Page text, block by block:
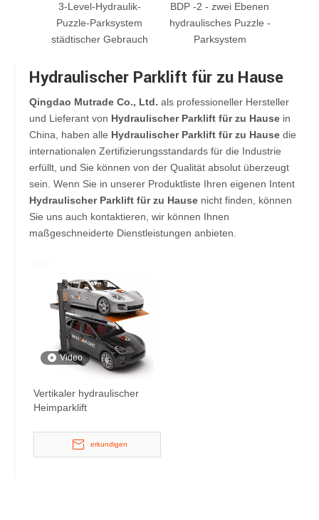
3-Level-Hydraulik-
Puzzle-Parksystem
städtischer Gebrauch
BDP -2 - zwei Ebenen
hydraulisches Puzzle -
Parksystem
Hydraulischer Parklift für zu Hause
Qingdao Mutrade Co., Ltd. als professioneller Hersteller
und Lieferant von Hydraulischer Parklift für zu Hause in
China, haben alle Hydraulischer Parklift für zu Hause die
internationalen Zertifizierungsstandards für die Industrie
erfüllt, und Sie können von der Qualität absolut überzeugt
sein. Wenn Sie in unserer Produktliste Ihren eigenen Intent
Hydraulischer Parklift für zu Hause nicht finden, können
Sie uns auch kontaktieren, wir können Ihnen
maßgeschneiderte Dienstleistungen anbieten.
Video
Vertikaler hydraulischer
Heimparklift
erkundigen